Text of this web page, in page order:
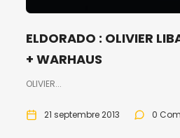
ELDORADO : OLIVIER
+ WARHAUS
OLIVIER...
21 septembre 2013 0